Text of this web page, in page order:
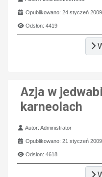
Opublikowano: 24 styczeń 2009
Odsłon: 4419
Azja w
karneolach
Szczegóły
Autor:Administrator
Opublikowano: 21 styczeń 2009
Odsłon: 4618